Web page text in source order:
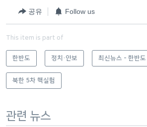
공유 Follow us
This item is part of
한반도 정치·안보 최신뉴스 - 한반도
북한 5차 핵실험
관련 뉴스